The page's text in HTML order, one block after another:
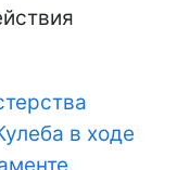
в ходе